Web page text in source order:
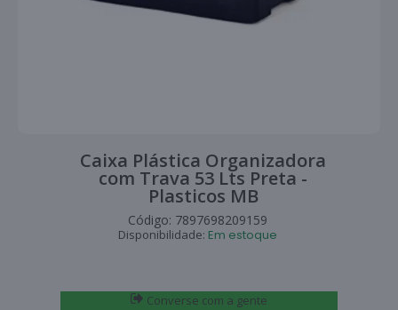
Caixa Plástica Organizadora
com Trava 53 Lts Preta -
Plasticos MB
Código: 7897698209159
Disponibilidade: Em estoque
Converse com a gente